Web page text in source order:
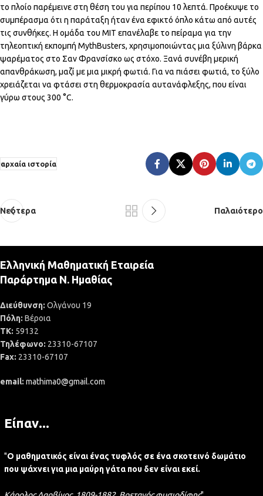
το πλοίο παρέμεινε στη θέση του για περίπου 10 λεπτά. Προέκυψε το
συμπέρασμα ότι η παράταξη ήταν ένα εφικτό όπλο κάτω από αυτές
τις συνθήκες. Η ομάδα του ΜΙΤ επανέλαβε το πείραμα για την
τηλεοπτική εκπομπή MythBusters, χρησιμοποιώντας μια ξύλινη βάρκα
ψαρέματος στο Σαν Φρανσίσκο ως στόχο. Ξανά συνέβη μερική
απανθράκωση, μαζί με μια μικρή φωτιά. Για να πιάσει φωτιά, το ξύλο
χρειάζεται να φτάσει στη θερμοκρασία αυτανάφλεξης, που είναι
γύρω στους 300 °C.
αρχαία ιστορία
Νεότερα Παλαιότερο
Ελληνική Μαθηματική Εταιρεία
Παράρτημα Ν. Ημαθίας
Διεύθυνση: Ολγάνου 19
Πόλη: Βέροια
ΤΚ: 59132
Τηλέφωνο: 23310-67107
Fax: 23310-67107
email: mathima0@gmail.com
Είπαν...
"Ο μαθηματικός είναι ένας τυφλός σε ένα σκοτεινό δωμάτιο
που ψάχνει για μια μαύρη γάτα που δεν είναι εκεί.